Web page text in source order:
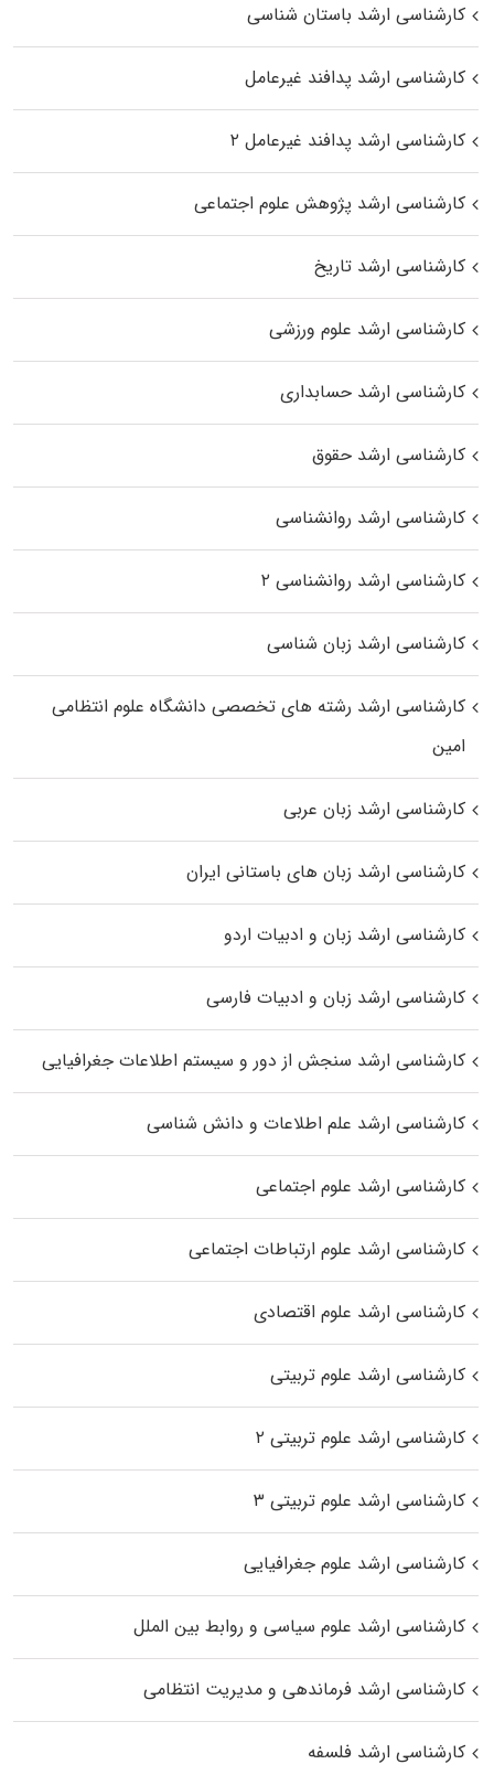
کارشناسی ارشد باستان شناسی
کارشناسی ارشد پدافند غیرعامل
کارشناسی ارشد پدافند غیرعامل ۲
کارشناسی ارشد پژوهش علوم اجتماعی
کارشناسی ارشد تاریخ
کارشناسی ارشد علوم ورزشی
کارشناسی ارشد حسابداری
کارشناسی ارشد حقوق
کارشناسی ارشد روانشناسی
کارشناسی ارشد روانشناسی ۲
کارشناسی ارشد زبان شناسی
کارشناسی ارشد رﺷﺘﻪ ﻫﺎی تخصصی داﻧﺸﮕﺎه ﻋﻠﻮم انتظامی
اﻣﻴﻦ
کارشناسی ارشد زبان عربی
کارشناسی ارشد زبان‌ های باستانی ایران
کارشناسی ارشد زبان و ادبیات اردو
کارشناسی ارشد زبان و ادبیات فارسی
کارشناسی ارشد سنجش از دور و سیستم اطلاعات جغرافیایی
کارشناسی ارشد علم اطلاعات و دانش شناسی
کارشناسی ارشد علوم اجتماعی
کارشناسی ارشد علوم ارتباطات اجتماعی
کارشناسی ارشد علوم اقتصادی
کارشناسی ارشد علوم تربیتی
کارشناسی ارشد علوم تربیتی ۲
کارشناسی ارشد علوم تربیتی ۳
کارشناسی ارشد علوم جغرافیایی
کارشناسی ارشد علوم سیاسی و روابط بین الملل
کارشناسی ارشد فرماندهی و مدیریت انتظامی
کارشناسی ارشد فلسفه